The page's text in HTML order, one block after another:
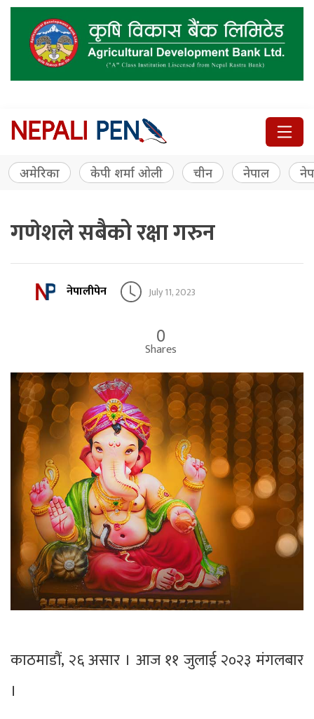
अमेरिका केपी शर्मा ओली चीन नेपाल
गणेशले सबैको रक्षा गरुन
नेपालीपेन July 11, 2023
0
Shares
काठमाडौं, २६ असार । आज ११ जुलाई २०२३ मंगलबार
।